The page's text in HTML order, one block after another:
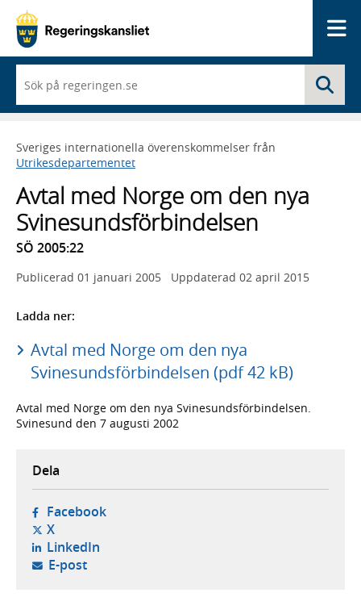
du
börjar
skriva
framträder
en
med
sökförslag
Sveriges internationella överenskommelser från
Utrikesdepartementet
Avtal med Norge om den nya
Svinesundsförbindelsen
SÖ 2005:22
Publicerad 01 januari 2005 Uppdaterad 02 april 2015
Ladda ner:
Avtal med Norge om den nya
Svinesundsförbindelsen (pdf 42 kB)
Avtal med Norge om den nya Svinesundsförbindelsen.
Svinesund den 7 augusti 2002
Dela
Facebook- öppnas i ny flik, extern webbplats,
X- öppnas i ny flik, extern webbplats,
LinkedIn- öppnas i ny flik, extern webbplats,
E-post- öppnar din e-postklient,